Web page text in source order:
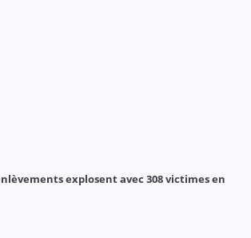
explosent avec 308 victimes en